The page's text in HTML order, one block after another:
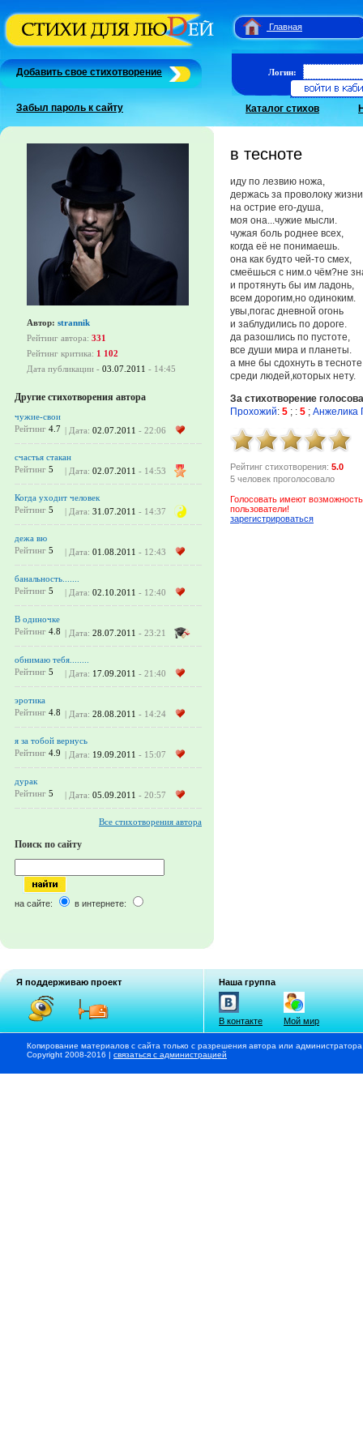
Главная
Добавить свое стихотворение
Забыл пароль к сайту
Логин:
Каталог стихов
Автор: strannik
Рейтинг автора: 331
Рейтинг критика: 1 102
Дата публикации - 03.07.2011 - 14:45
Другие стихотворения автора
чужие-свои
Рейтинг 4.7 | Дата: 02.07.2011 - 22:06
счастья стакан
Рейтинг 5 | Дата: 02.07.2011 - 14:53
Когда уходит человек
Рейтинг 5 | Дата: 31.07.2011 - 14:37
дежа вю
Рейтинг 5 | Дата: 01.08.2011 - 12:43
банальность.......
Рейтинг 5 | Дата: 02.10.2011 - 12:40
В одиночке
Рейтинг 4.8 | Дата: 28.07.2011 - 23:21
обнимаю тебя........
Рейтинг 5 | Дата: 17.09.2011 - 21:40
эротика
Рейтинг 4.8 | Дата: 28.08.2011 - 14:24
я за тобой вернусь
Рейтинг 4.9 | Дата: 19.09.2011 - 15:07
дурак
Рейтинг 5 | Дата: 05.09.2011 - 20:57
Все стихотворения автора
Поиск по сайту
на сайте: в интернете:
в тесноте
иду по лезвию ножа,
держась за проволоку
на острие его-душа,
моя она...чужие мысли.
чужая боль роднее всех,
когда её не понимаешь.
она как будто чей-то смех,
смеёшься с ним.о чём?не
и протянуть бы им ладонь,
всем дорогим,но одиноким.
увы,погас дневной огонь
и заблудились по дороге.
да разошлись по пустоте,
все души мира и планеты.
а мне бы сдохнуть в тесноте
среди людей,которых нету.
За стихотворение
Прохожий: 5 ; : 5 ; Анжелика
Рейтинг стихотворения: 5.0
5 человек проголосовало
Голосовать имеют
пользователи!
зарегистрироваться
Я поддерживаю проект Наша группа
В контакте Мой мир
Копирование материалов с сайта только с разрешения автора или
Copyright 2008-2016 | связаться с администрацией